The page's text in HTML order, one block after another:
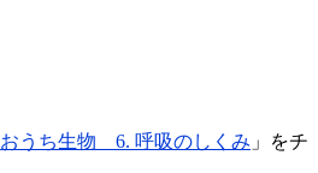
おうち生物 6. 呼吸のしくみ 」をチ